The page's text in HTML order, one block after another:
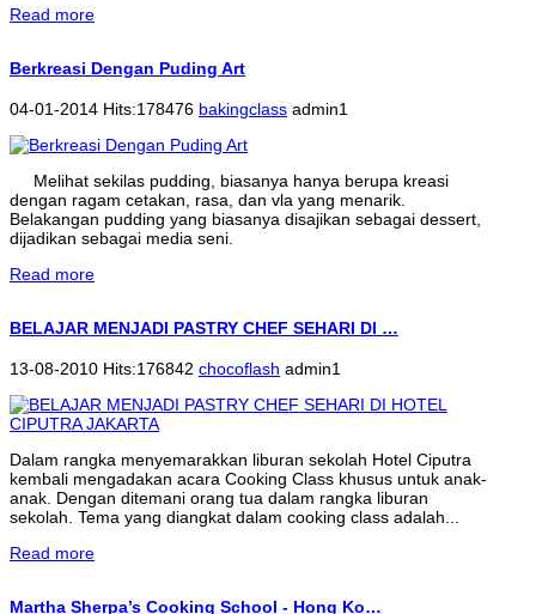
Read more
Berkreasi Dengan Puding Art
04-01-2014 Hits:178476 bakingclass admin1
Melihat sekilas pudding, biasanya hanya berupa kreasi
dengan ragam cetakan, rasa, dan vla yang menarik.
Belakangan pudding yang biasanya disajikan sebagai dessert,
dijadikan sebagai media seni.
Read more
BELAJAR MENJADI PASTRY CHEF SEHARI DI …
13-08-2010 Hits:176842 chocoflash admin1
Dalam rangka menyemarakkan liburan sekolah Hotel Ciputra
kembali mengadakan acara Cooking Class khusus untuk anak-
anak. Dengan ditemani orang tua dalam rangka liburan
sekolah. Tema yang diangkat dalam cooking class adalah...
Read more
Martha Sherpa’s Cooking School - Hong Ko…